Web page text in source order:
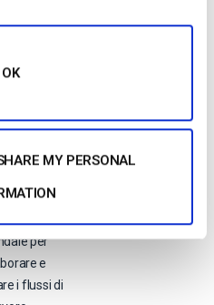
OK
MY PERSONAL
Access
vostra
per
e
i flussi di